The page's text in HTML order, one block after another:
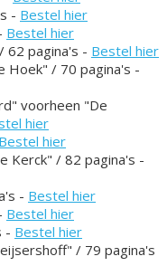
- Bestel hier
Bestel hier
62 pagina's - Bestel hier
Hoek" / 70 pagina's -
voorheen "De
hier
Bestel hier
Kerck" / 82 pagina's -
- Bestel hier
Bestel hier
- Bestel hier
/ 79 pagina's